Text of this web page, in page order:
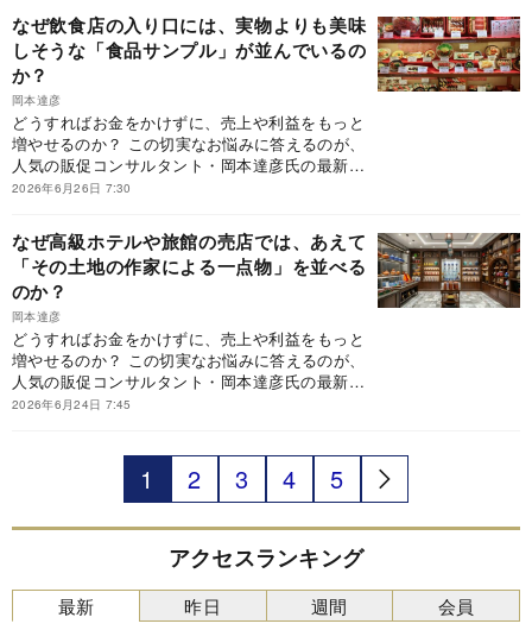
は、「行動経済学×現場目線」で「つい買いたく
なる」販促の仕掛けとは何かを言語化した初の
書。本書が提示するのは、「お客様の購買行動そ
のものを変える設計とは？」です。どうすれば、
「利益が残る経営」へと変われるのか？ 本連載で
は、『客単価アップ大事典』に収録しきれなかっ
た事例の中から、現場ですぐに導入でき、成果に
つながりやすい客単価アップの仕掛けを厳選して
ご紹介していきます。
なぜ飲食店の入り口には、実物よりも美味
しそうな「食品サンプル」が並んでいるの
か？
岡本達彦
どうすればお金をかけずに、売上や利益をもっと
増やせるのか？ この切実なお悩みに答えるのが、
人気の販促コンサルタント・岡本達彦氏の最新刊
『客単価アップ大事典 「つい買ってしまう」販
は、「行動経済学×現場目線」で「つい買いたく
なる」販促の仕掛けとは何かを言語化した初の
書。本書が提示するのは、「お客様の購買行動そ
のものを変える設計とは？」です。どうすれば、
「利益が残る経営」へと変われるのか？ 本連載で
は、『客単価アップ大事典』に収録しきれなかっ
た事例の中から、現場ですぐに導入でき、成果に
つながりやすい客単価アップの仕掛けを厳選して
ご紹介していきます。
2026年6月26日 7:30
なぜ高級ホテルや旅館の売店では、あえて
「その土地の作家による一点物」を並べる
のか？
岡本達彦
どうすればお金をかけずに、売上や利益をもっと
増やせるのか？ この切実なお悩みに答えるのが、
人気の販促コンサルタント・岡本達彦氏の最新刊
『客単価アップ大事典 「つい買ってしまう」販
なる」販促の仕掛けとは何かを言語化した初の
書。本書が提示するのは、「お客様の購買行動そ
のものを変える設計とは？」です。どうすれば、
「利益が残る経営」へと変われるのか？ 本連載で
は、『客単価アップ大事典』に収録しきれなかっ
た事例の中から、現場ですぐに導入でき、成果に
つながりやすい客単価アップの仕掛けを厳選して
ご紹介していきます。
2026年6月24日 7:45
1 2 3 4 5
アクセスランキング
最新 昨日 週間 会員